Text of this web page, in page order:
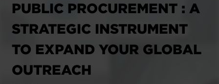
PUBLIC PROCUREMENT : A
STRATEGIC INSTRUMENT
TO EXPAND YOUR GLOBAL
OUTREACH